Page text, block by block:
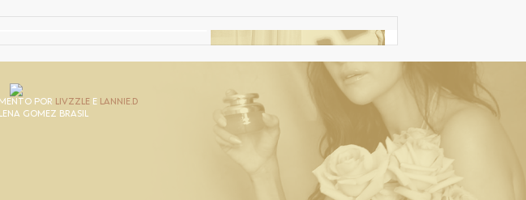
POR LIVZZLE E LANNIE.D
GOMEZ BRASIL